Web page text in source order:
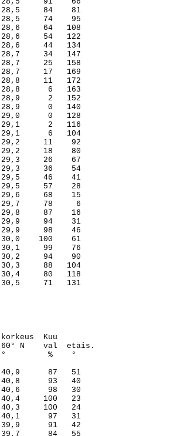
Kuu
N    val  etäis.
%    °
87   51
93   40
98   30
100   23
100   24
97   31
91   42
84   55